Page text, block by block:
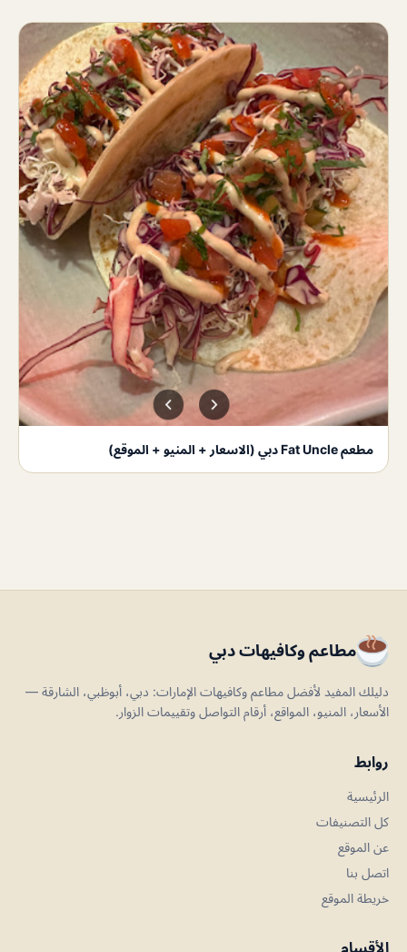
مطعم Fat Uncle دبي (الاسعار + المنيو + الموقع)
مطاعم وكافيهات دبي
دليلك المفيد لأفضل مطاعم وكافيهات الإمارات: دبي، أبوظبي، الشارقة —
الأسعار، المنيو، المواقع، أرقام التواصل وتقييمات الزوار.
روابط
الرئيسية
كل التصنيفات
عن الموقع
اتصل بنا
خريطة الموقع
الأقسام